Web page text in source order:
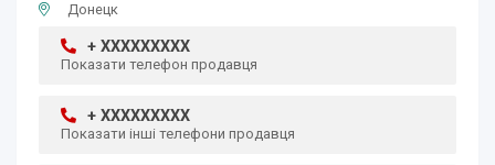
Донецк
+ XXXXXXXXX
Показати телефон продавця
+ XXXXXXXXX
Показати інші телефони продавця